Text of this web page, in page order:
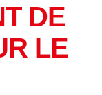
DE
LE